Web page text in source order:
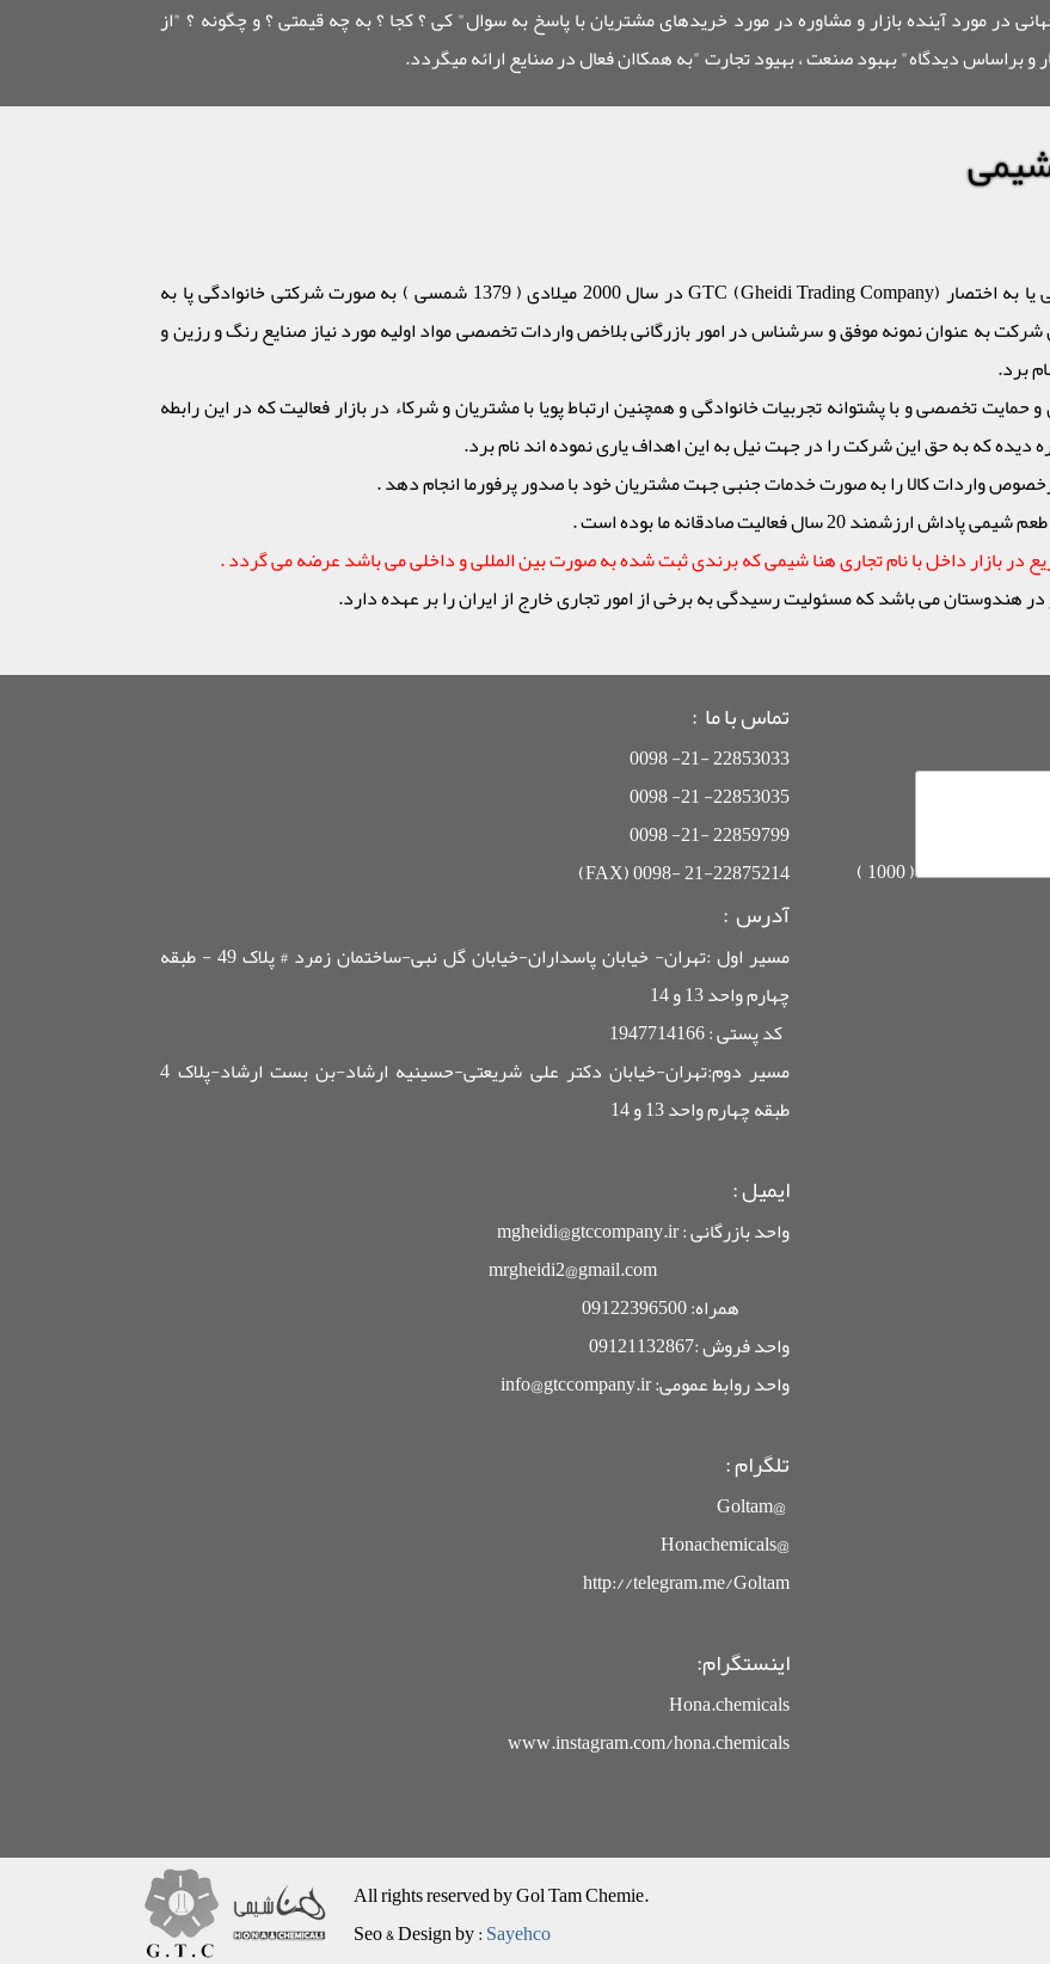
جهانی در مورد آینده بازار و مشاوره در مورد خریدهای مشتریان با پاسخ به سوال" کی ؟ کجا ؟ به چه قیمتی ؟ و چگونه ؟ "از
براساس دیدگاه" بهبود صنعت ، بهیود تجارت "به همکاان فعال در صنایع ارائه میگردد.
شرکت بازرگانی گل طعم شیمی یا به اختصار (GTC (Gheidi Trading Company در سال 2000 میلادی ( 1379 شمسی ) به صورت شرکتی خانوادگی پا به
به عنوان نمونه موفق و سرشناس در امور بازرگانی بلاخص واردات تخصصی مواد اولیه مورد نیاز صنایع رنگ و رزین و
برد.
تخصصی و با پشتوانه تجربیات خانوادگی و همچنین ارتباط پویا با مشتریان و شرکاء در بازار فعالیت که در این رابطه
که به حق این شرکت را در جهت نیل به این اهداف یاری نموده اند نام برد.
واردات کالا را به صورت خدمات جنبی جهت مشتریان خود با صدور پرفورما انجام دهد .
سال فعالیت صادقانه ما بوده است .
در بازار داخل با نام تجاری هنا شیمی که برندی ثبت شده به صورت بین المللی و داخلی می باشد عرضه می گردد .
می باشد که مسئولیت رسیدگی به برخی از امور تجاری خارج از ایران را بر عهده دارد.
تماس با ما :
22853033 -21- 0098
22853035- 21- 0098
22859799 -21- 0098
21-22875214 -0098 (FAX)
آدرس :
مسیر اول :تهران- خیابان پاسداران-خیابان گل نبی-ساختمان زمرد # پلاک 49 - طبقه
چهارم واحد 13 و 14
کد پستی : 1947714166
مسیر دوم:تهران-خیابان دکتر علی شریعتی-حسینیه ارشاد-بن بست ارشاد-پلاک 4
طبقه چهارم واحد 13 و 14
ایمیل:
واحد بازرگانی : mgheidi@gtccompany.ir
همراه: 09122396500
واحد فروش :09121132867
واحد روابط عمومی: info@gtccompany.ir
تلگرام :
@Goltam
@Honachemicals
http://telegram.me/Goltam
اینستگرام:
Hona.chemicals
www.instagram.com/hona.chemicals
(
1000
)
All rights reserved by Gol Tam Chemie.
Seo & Design by :Sayehco